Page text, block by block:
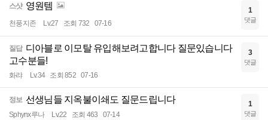
스샷 영원템
천풍지존 Lv.27 조회 732 07-16
1
댓글
질답 디아블로 이모탈 유입해보려고합니다 질문있습니다
고수분들!
화랴 Lv.34 조회 852 07-16
3
댓글
정보 선생님들 지옥불이쇄도 질문드립니다
Sphynx루나 Lv.22 조회 463 07-14
1
댓글